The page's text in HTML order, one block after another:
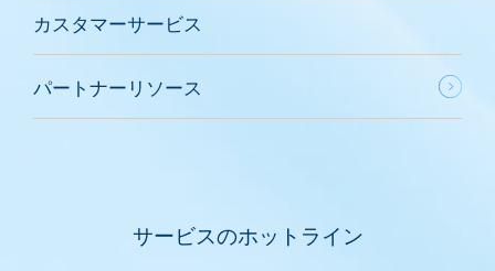
カスタマーサービス
パートナーリソース
サービスのホットライン